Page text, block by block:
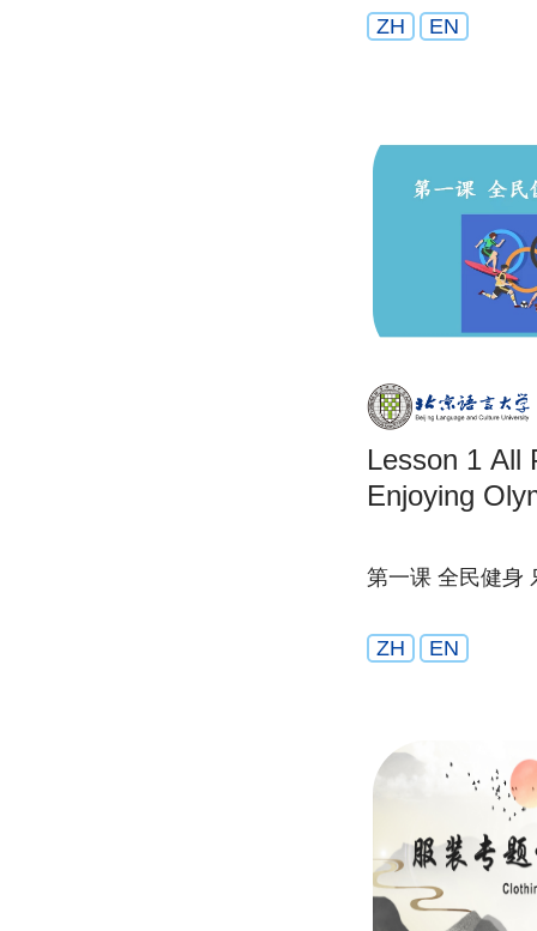
ZH EN
Lesson 1 All People’s Fitness by
Enjoying
第一课 全民健身
ZH EN